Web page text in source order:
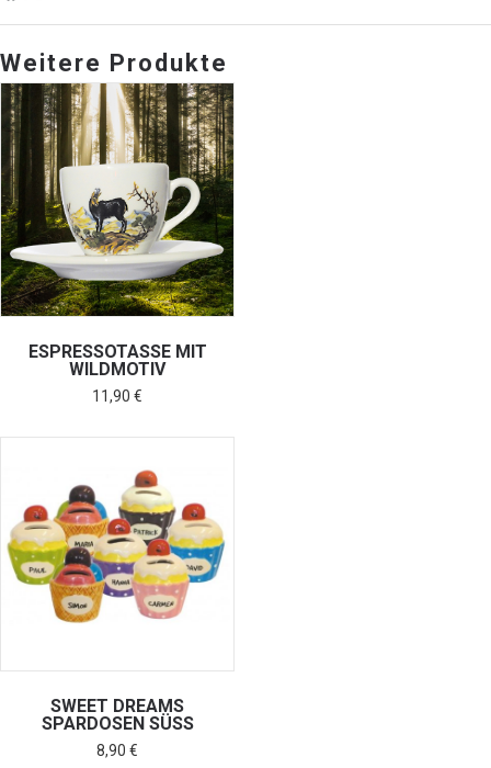
Weitere Produkte
ESPRESSOTASSE MIT
WILDMOTIV
11,90 €
SWEET DREAMS
SPARDOSEN SÜSS
8,90 €